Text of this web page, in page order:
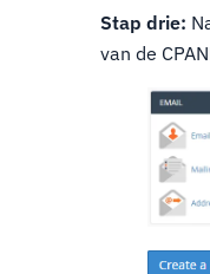
Stap drie:
van de